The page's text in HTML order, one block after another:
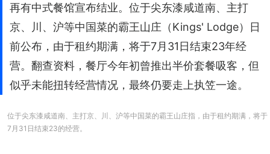
再有中式餐馆宣布结业。位于尖东漆咸道南、主打
京、川、沪等中国菜的霸王山庄（Kings' Lodge）日
前公布，由于租约期满，将于7月31日结束23年经
营。翻查资料，餐厅今年初曾推出半价套餐吸客，但
似乎未能扭转经营情况，最终仍要走上执笠一途。
位于尖东漆咸道南、主打京、川、沪等中国菜的霸王山庄指，由于租约期满，将于
7月31日结束23的经营。